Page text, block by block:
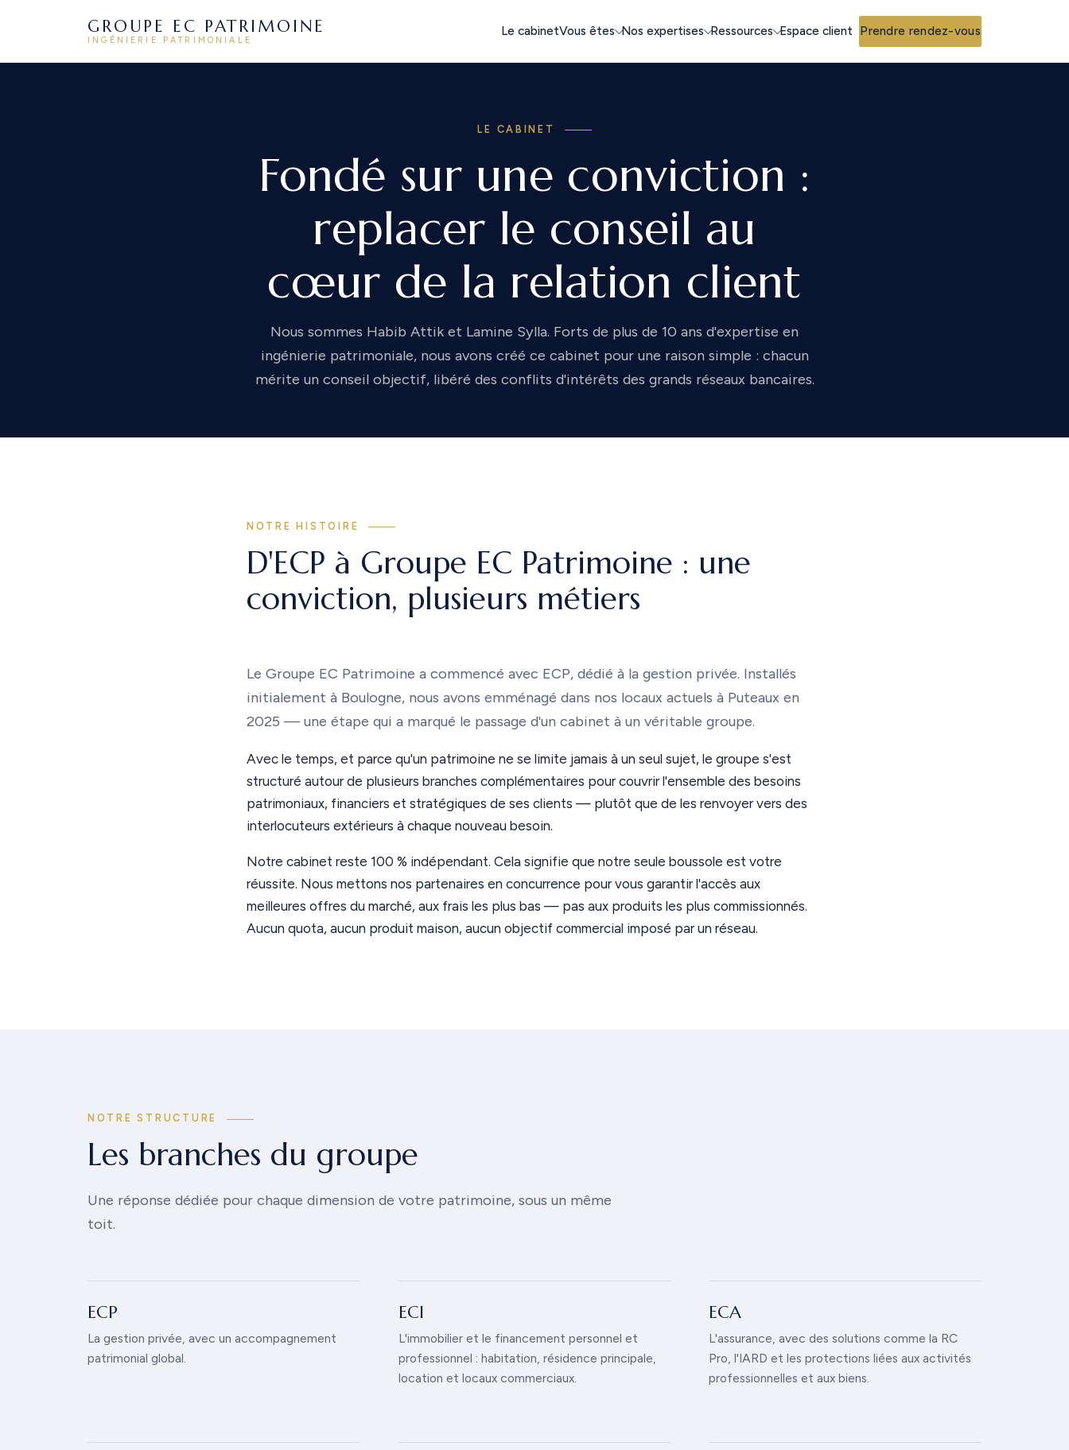
GROUPE EC PATRIMOINE
INGÉNIERIE PATRIMONIALE
Le cabinetVous êtes Nos expertises Ressources Espace client Prendre rendez-vous
LE CABINET
Fondé sur une conviction :
replacer le conseil au
cœur de la relation client
Nous sommes Habib Attik et Lamine Sylla. Forts de plus de 10 ans d'expertise en
ingénierie patrimoniale, nous avons créé ce cabinet pour une raison simple : chacun
mérite un conseil objectif, libéré des conflits d'intérêts des grands réseaux bancaires.
NOTRE HISTOIRE
D'ECP à Groupe EC Patrimoine : une
conviction, plusieurs métiers
Le Groupe EC Patrimoine a commencé avec ECP, dédié à la gestion privée. Installés
initialement à Boulogne, nous avons emménagé dans nos locaux actuels à Puteaux en
2025 — une étape qui a marqué le passage d'un cabinet à un véritable groupe.
Avec le temps, et parce qu'un patrimoine ne se limite jamais à un seul sujet, le groupe s'est
structuré autour de plusieurs branches complémentaires pour couvrir l'ensemble des besoins
patrimoniaux, financiers et stratégiques de ses clients — plutôt que de les renvoyer vers des
interlocuteurs extérieurs à chaque nouveau besoin.
Notre cabinet reste 100 % indépendant. Cela signifie que notre seule boussole est votre
réussite. Nous mettons nos partenaires en concurrence pour vous garantir l'accès aux
meilleures offres du marché, aux frais les plus bas — pas aux produits les plus commissionnés.
Aucun quota, aucun produit maison, aucun objectif commercial imposé par un réseau.
NOTRE STRUCTURE
Les branches du groupe
Une réponse dédiée pour chaque dimension de votre patrimoine, sous un même
toit.
ECP
La gestion privée, avec un accompagnement
patrimonial global.
ECI
L'immobilier et le financement personnel et
professionnel : habitation, résidence principale,
location et locaux commerciaux.
ECA
L'assurance, avec des solutions comme la RC
Pro, l'IARD et les protections liées aux activités
professionnelles et aux biens.